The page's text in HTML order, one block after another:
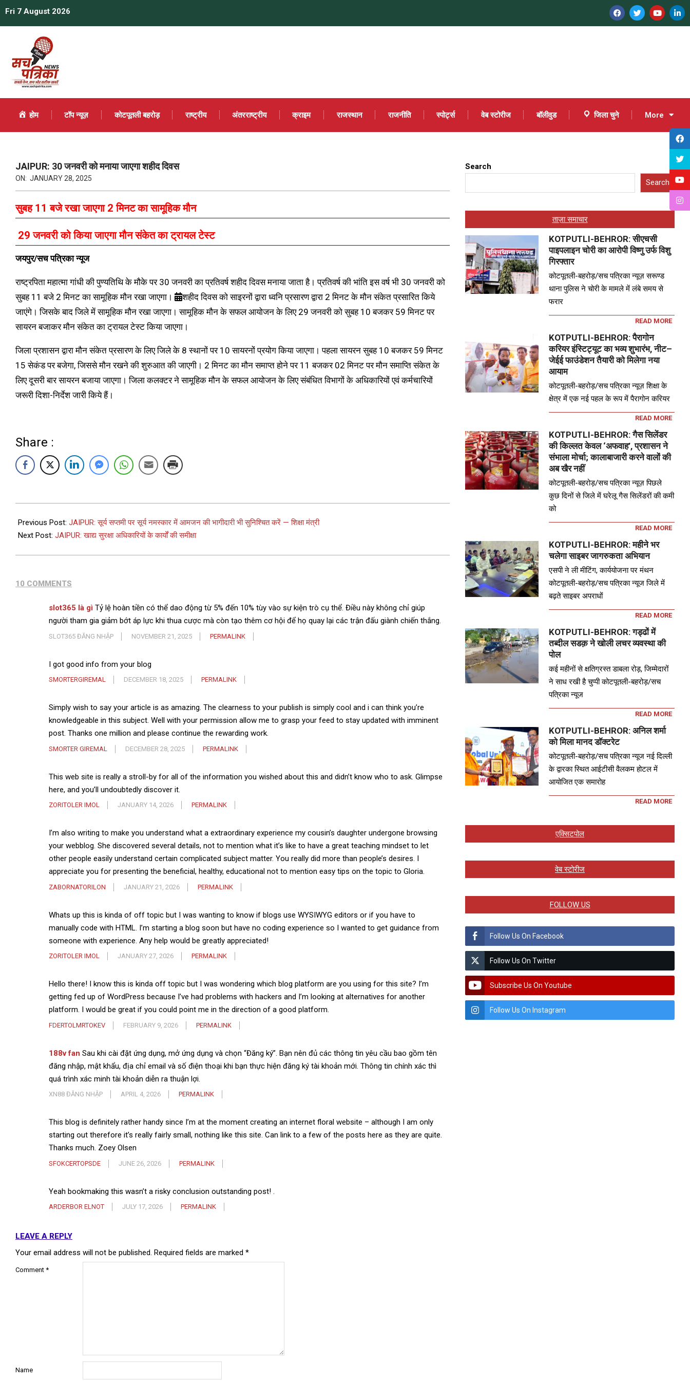
Fri 7 August 2026
होम टॉप न्यूज़ कोटपूतली बहरोड़ राष्ट्रीय अंतरराष्ट्रीय क्राइम राजस्थान राजनीति स्पोर्ट्स वेब स्टोरीज बॉलीवुड जिला चुने More
JAIPUR: 30 जनवरी को मनाया जाएगा शहीद दिवस
ON: JANUARY 28, 2025
सुबह 11 बजे रखा जाएगा 2 मिनट का सामूहिक मौन
29 जनवरी को किया जाएगा मौन संकेत का ट्रायल टेस्ट
जयपुर/सच पत्रिका न्यूज
राष्ट्रपिता महात्मा गांधी की पुण्यतिथि के मौके पर 30 जनवरी का प्रतिवर्ष शहीद दिवस मनाया जाता है। प्रतिवर्ष की भांति इस वर्ष भी 30 जनवरी को
सुबह 11 बजे 2 मिनट का सामूहिक मौन रखा जाएगा।
शहीद दिवस को साइरनों द्वारा ध्वनि प्रसारण द्वारा 2 मिनट के मौन संकेत प्रसारित किये
जाएंगे। जिसके बाद जिले में सामूहिक मौन रखा जाएगा। सामूहिक मौन के सफल आयोजन के लिए 29 जनवरी को सुबह 10 बजकर 59 मिनट पर
सायरन बजाकर मौन संकेत का ट्रायल टेस्ट किया जाएगा।
जिला प्रशासन द्वारा मौन संकेत प्रसारण के लिए जिले के 8 स्थानों पर 10 सायरनों प्रयोग किया जाएगा। पहला सायरन सुबह 10 बजकर 59 मिनट
15 सेकंड पर बजेगा, जिससे मौन रखने की शुरुआत की जाएगी। 2 मिनट का मौन समाप्त होने पर 11 बजकर 02 मिनट पर मौन समाप्ति संकेत के
लिए दूसरी बार सायरन बजाया जाएगा। जिला कलक्टर ने सामूहिक मौन के सफल आयोजन के लिए संबंधित विभागों के अधिकारियों एवं कर्मचारियों
जरूरी दिशा-निर्देश जारी किये हैं।
Share :
Previous Post: JAIPUR: सूर्य सप्तमी पर सूर्य नमस्कार में आमजन की भागीदारी भी सुनिश्चित करें — शिक्षा मंत्री
Next Post: JAIPUR: खाद्य सुरक्षा अधिकारियों के कार्यों की समीक्षा
10 COMMENTS
slot365 là gì Tỷ lệ hoàn tiền có thể dao động từ 5% đến 10% tùy vào sự kiện trò cụ thể. Điều này không chỉ giúp
người tham gia giảm bớt áp lực khi thua cược mà còn tạo thêm cơ hội để họ quay lại các trận đấu giành chiến thắng.
SLOT365 ĐĂNG NHẬP NOVEMBER 21, 2025 PERMALINK
I got good info from your blog
SMORTERGIREMAL DECEMBER 18, 2025 PERMALINK
Simply wish to say your article is as amazing. The clearness to your publish is simply cool and i can think you’re
knowledgeable in this subject. Well with your permission allow me to grasp your feed to stay updated with imminent
post. Thanks one million and please continue the rewarding work.
SMORTER GIREMAL DECEMBER 28, 2025 PERMALINK
This web site is really a stroll-by for all of the information you wished about this and didn’t know who to ask. Glimpse
here, and you’ll undoubtedly discover it.
ZORITOLER IMOL JANUARY 14, 2026 PERMALINK
I’m also writing to make you understand what a extraordinary experience my cousin’s daughter undergone browsing
your webblog. She discovered several details, not to mention what it’s like to have a great teaching mindset to let
other people easily understand certain complicated subject matter. You really did more than people’s desires. I
appreciate you for presenting the beneficial, healthy, educational not to mention easy tips on the topic to Gloria.
ZABORNATORILON JANUARY 21, 2026 PERMALINK
Whats up this is kinda of off topic but I was wanting to know if blogs use WYSIWYG editors or if you have to
manually code with HTML. I’m starting a blog soon but have no coding experience so I wanted to get guidance from
someone with experience. Any help would be greatly appreciated!
ZORITOLER IMOL JANUARY 27, 2026 PERMALINK
Hello there! I know this is kinda off topic but I was wondering which blog platform are you using for this site? I’m
getting fed up of WordPress because I’ve had problems with hackers and I’m looking at alternatives for another
platform. I would be great if you could point me in the direction of a good platform.
FDERTOLMRTOKEV FEBRUARY 9, 2026 PERMALINK
188v fan Sau khi cài đặt ứng dụng, mở ứng dụng và chọn “Đăng ký”. Bạn nên đủ các thông tin yêu cầu bao gồm tên
đăng nhập, mật khẩu, địa chỉ email và số điện thoại khi bạn thực hiện đăng ký tài khoản mới. Thông tin chính xác thì
quá trình xác minh tài khoản diễn ra thuận lợi.
XN88 ĐĂNG NHẬP APRIL 4, 2026 PERMALINK
This blog is definitely rather handy since I’m at the moment creating an internet floral website – although I am only
starting out therefore it’s really fairly small, nothing like this site. Can link to a few of the posts here as they are quite.
Thanks much. Zoey Olsen
SFOKCERTOPSDE JUNE 26, 2026 PERMALINK
Yeah bookmaking this wasn’t a risky conclusion outstanding post! .
ARDERBOR ELNOT JULY 17, 2026 PERMALINK
LEAVE A REPLY
Your email address will not be published. Required fields are marked *
Comment *
Name
Search
Search
ताज़ा समाचार
KOTPUTLI-BEHROR: सीएचसी
पाइपलाइन चोरी का आरोपी विष्णु उर्फ विशु
गिरफ्तार
कोटपूतली-बहरोड़/सच पत्रिका न्यूज़ सरूण्ड
थाना पुलिस ने चोरी के मामले में लंबे समय से
फरार
READ MORE
KOTPUTLI-BEHROR: पैरागोन
करियर इंस्टिट्यूट का भव्य शुभारंभ, नीट–
जेईई फाउंडेशन तैयारी को मिलेगा नया
आयाम
कोटपूतली-बहरोड़/सच पत्रिका न्यूज़ शिक्षा के
क्षेत्र में एक नई पहल के रूप में पैरागोन करियर
READ MORE
KOTPUTLI-BEHROR: गैस सिलेंडर
की किल्लत केवल ‘अफवाह’, प्रशासन ने
संभाला मोर्चा; कालाबाजारी करने वालों की
अब खैर नहीं
कोटपूतली-बहरोड़/सच पत्रिका न्यूज़ पिछले
कुछ दिनों से जिले में घरेलू गैस सिलेंडरों की कमी
को
READ MORE
KOTPUTLI-BEHROR: महीने भर
चलेगा साइबर जागरुकता अभियान
एसपी ने ली मीटिंग, कार्ययोजना पर मंथन
कोटपूतली-बहरोड़/सच पत्रिका न्यूज जिले में
बढ़ते साइबर अपराधों
READ MORE
KOTPUTLI-BEHROR: गड्ढों में
तब्दील सडक़ ने खोली लचर व्यवस्था की
पोल
कई महीनों से क्षतिग्रस्त डाबला रोड़, जिम्मेदारों
ने साध रखी है चुप्पी कोटपूतली-बहरोड़/सच
पत्रिका न्यूज
READ MORE
KOTPUTLI-BEHROR: अनिल शर्मा
को मिला मानद डॉक्टरेट
कोटपूतली-बहरोड़/सच पत्रिका न्यूज नई दिल्ली
के द्वारका स्थित आईटीसी वैलकम होटल में
आयोजित एक समारोह
READ MORE
एक्सिटपोल
वेब स्टोरीज
FOLLOW US
Follow Us On Facebook
Follow Us On Twitter
Subscribe Us On Youtube
Follow Us On Instagram